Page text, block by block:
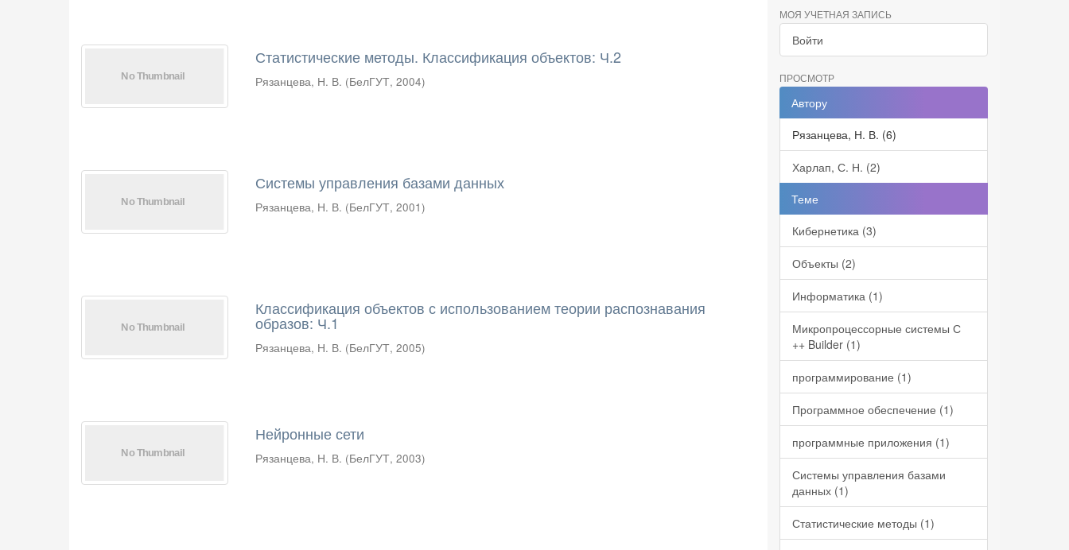
Статистические методы. Классификация объектов: Ч.2
Рязанцева, Н. В. (БелГУТ,2004)
Системы управления базами данных
Рязанцева, Н. В. (БелГУТ,2001)
Классификация объектов с использованием теории распознавания
образов: Ч.1
Рязанцева, Н. В. (БелГУТ,2005)
Нейронные сети
Рязанцева, Н. В. (БелГУТ,2003)
МОЯ УЧЕТНАЯ ЗАПИСЬ
Войти
ПРОСМОТР
Автору
Рязанцева, Н. В. (6)
Харлап, С. Н. (2)
Теме
Кибернетика (3)
Объекты (2)
Информатика (1)
Микропроцессорные системы С
++ Builder (1)
программирование (1)
Программное обеспечение (1)
программные приложения (1)
Системы управления базами
данных (1)
Статистические методы (1)